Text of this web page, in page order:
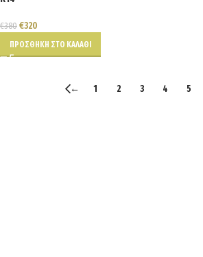
€380 €320
ΠΡΟΣΘΉΚΗ ΣΤΟ ΚΑΛΆΘΙ
← 1 2 3 4 5